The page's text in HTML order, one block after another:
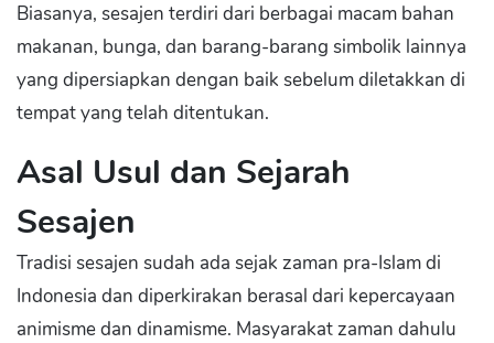
Biasanya, sesajen terdiri dari berbagai macam bahan
makanan, bunga, dan barang-barang simbolik lainnya
yang dipersiapkan dengan baik sebelum diletakkan di
tempat yang telah ditentukan.
Asal Usul dan Sejarah
Sesajen
Tradisi sesajen sudah ada sejak zaman pra-Islam di
Indonesia dan diperkirakan berasal dari kepercayaan
animisme dan dinamisme. Masyarakat zaman dahulu